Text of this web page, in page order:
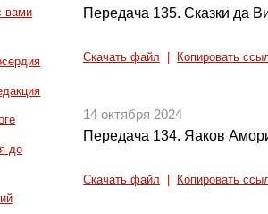
вами
до
Передача 135. Сказки да
Скачать файл Копировать
14 октября 2024
Передача 134. Яаков
Скачать файл Копировать